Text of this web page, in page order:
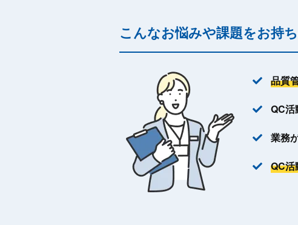
こんなお悩みや課題をお持
品質
QC活
業務
QC活